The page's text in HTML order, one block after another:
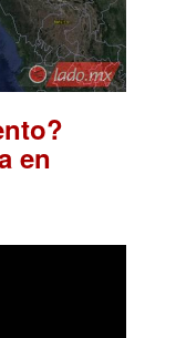
en